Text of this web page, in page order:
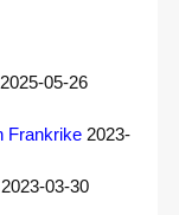
2025-05-26
Frankrike 2023-
2023-03-30